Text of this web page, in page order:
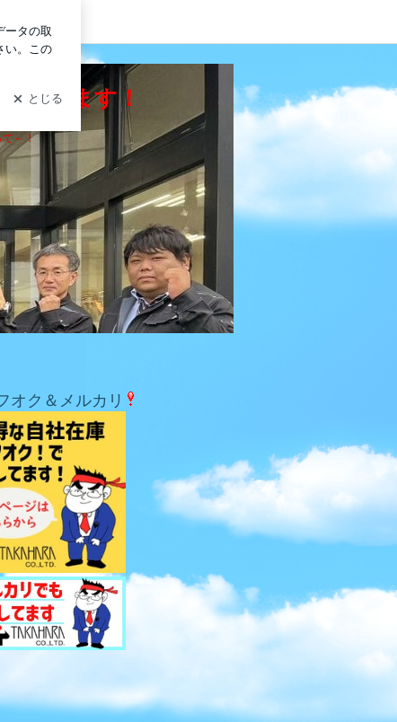
イン
ざいます！
～！
オク＆メルカリ